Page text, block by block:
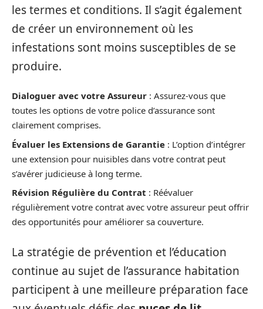
les termes et conditions. Il s’agit également
de créer un environnement où les
infestations sont moins susceptibles de se
produire.
Dialoguer avec votre Assureur : Assurez-vous que
toutes les options de votre police d’assurance sont
clairement comprises.
Évaluer les Extensions de Garantie : L’option d’intégrer
une extension pour nuisibles dans votre contrat peut
s’avérer judicieuse à long terme.
Révision Régulière du Contrat : Réévaluer
régulièrement votre contrat avec votre assureur peut offrir
des opportunités pour améliorer sa couverture.
La stratégie de prévention et l’éducation
continue au sujet de l’assurance habitation
participent à une meilleure préparation face